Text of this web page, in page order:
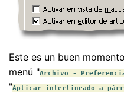
Este es un buen
menú "Archivo -
"Aplicar interlineado a